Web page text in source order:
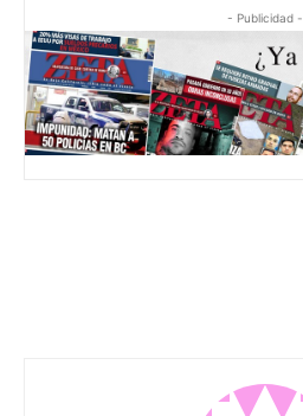
- Publicidad -